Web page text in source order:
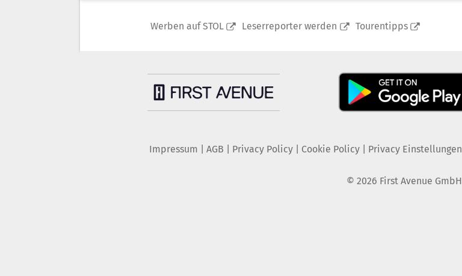
Werben auf STOL Leserreporter werden Tourentipps
Impressum AGB Privacy Policy| Cookie Policy| Privacy Einstellungen
© 2026 First Avenue GmbH